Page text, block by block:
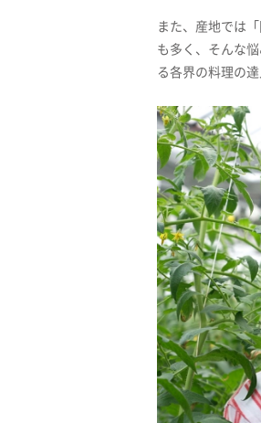
また、産地では
も多く、そんな
る各界の料理の